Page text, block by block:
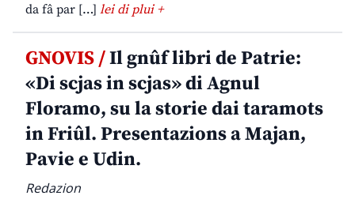
da fâ par […] lei di plui +
GNOVIS /Il gnûf libri de Patrie:
«Di scjas in scjas» di Agnul
Floramo, su la storie dai taramots
in Friûl. Presentazions a Majan,
Pavie e Udin.
Redazion